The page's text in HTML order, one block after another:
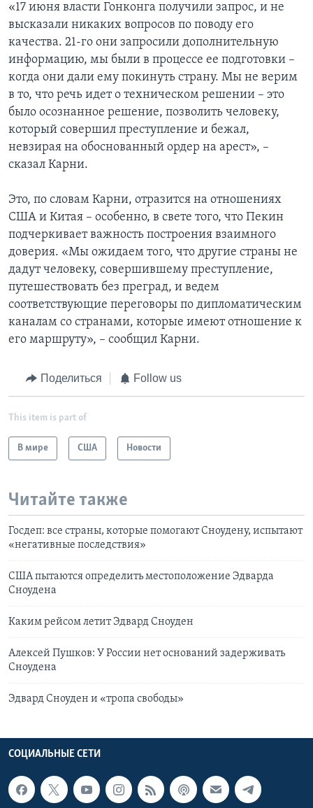
«17 июня власти Гонконга получили запрос, и не
высказали никаких вопросов по поводу его
качества. 21-го они запросили дополнительную
информацию, мы были в процессе ее подготовки –
когда они дали ему покинуть страну. Мы не верим
в то, что речь идет о техническом решении – это
было осознанное решение, позволить человеку,
который совершил преступление и бежал,
невзирая на обоснованный ордер на арест», –
сказал Карни.
Это, по словам Карни, отразится на отношениях
США и Китая – особенно, в свете того, что Пекин
подчеркивает важность построения взаимного
доверия. «Мы ожидаем того, что другие страны не
дадут человеку, совершившему преступление,
путешествовать без преград, и ведем
соответствующие переговоры по дипломатическим
каналам со странами, которые имеют отношение к
его маршруту», – сообщил Карни.
Поделиться Follow us
This item is part of
В мире США Новости
Читайте также
Госдеп: все страны, которые помогают Сноудену, испытают
«негативные последствия»
США пытаются определить местоположение Эдварда
Сноудена
Каким рейсом летит Эдвард Сноуден
Алексей Пушков: У России нет оснований задерживать
Сноудена
Эдвард Сноуден и «тропа свободы»
СОЦИАЛЬНЫЕ СЕТИ